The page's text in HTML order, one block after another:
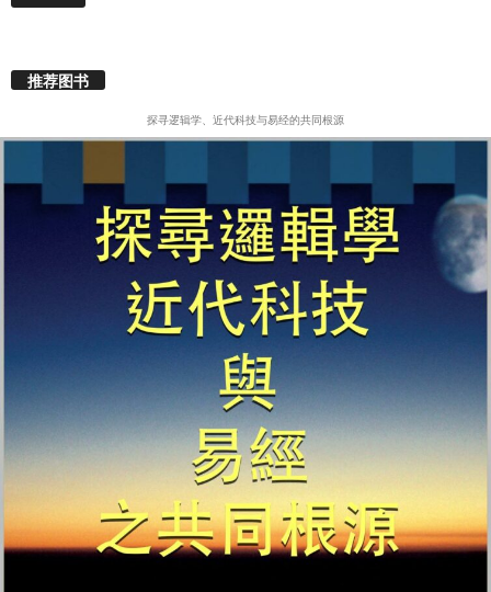
推荐图书
探寻逻辑学、近代科技与易经的共同根源